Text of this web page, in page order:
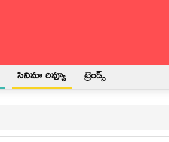
సినిమా రివ్యూ ట్రెండ్స్